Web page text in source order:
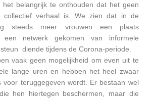
belangrijk te onthouden dat het geen
collectief verhaal is. We zien dat in de
steeds meer vrouwen een plaats
netwerk gekomen van informele
diende tijdens de Corona-periode.
vaak geen mogelijkheid om even uit te
lange uren en hebben het heel zwaar
teruggegeven wordt. Er bestaan wel
hen hiertegen beschermen, maar die